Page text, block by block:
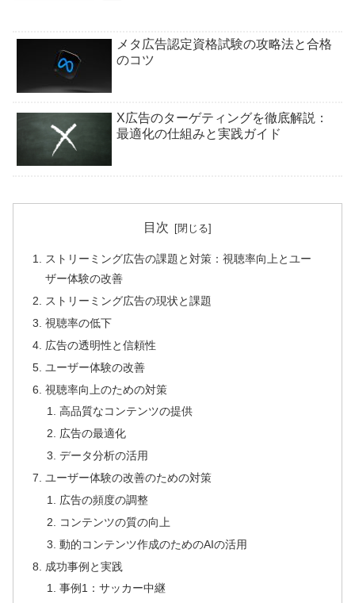
メタ広告認定資格試験の攻略法と合格
のコツ
X広告のターゲティングを徹底解説：
最適化の仕組みと実践ガイド
目次
ストリーミング広告の課題と対策：視聴率向上とユー
ザー体験の改善
ストリーミング広告の現状と課題
視聴率の低下
広告の透明性と信頼性
ユーザー体験の改善
視聴率向上のための対策
高品質なコンテンツの提供
広告の最適化
データ分析の活用
ユーザー体験の改善のための対策
広告の頻度の調整
コンテンツの質の向上
動的コンテンツ作成のためのAIの活用
成功事例と実践
事例1：サッカー中継